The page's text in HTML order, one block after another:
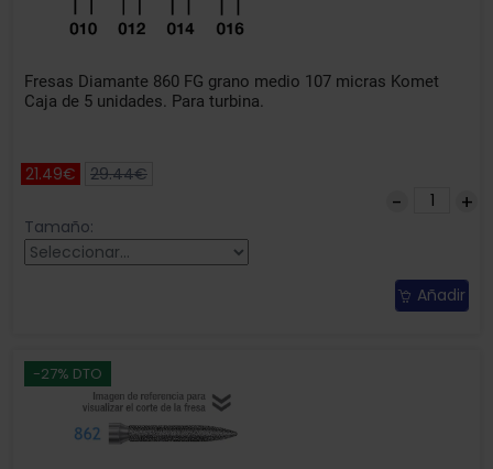
Fresas Diamante 860 FG grano medio 107 micras Komet
Caja de 5 unidades. Para turbina.
21.49€ 29.44€
Tamaño:
Añadir
-27% DTO